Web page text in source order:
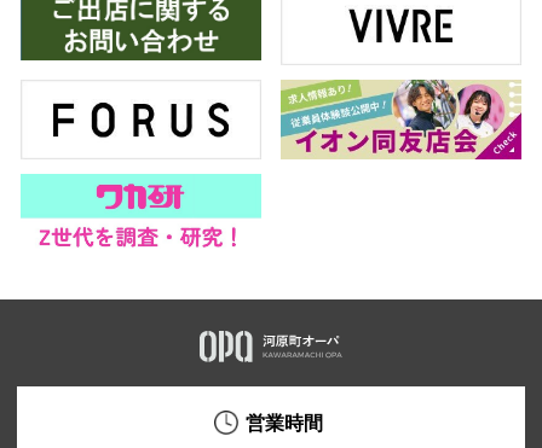
営業時間